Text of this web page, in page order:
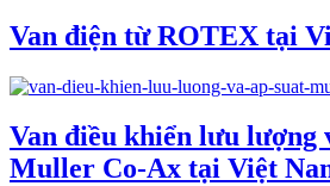
Van điện từ ROTEX tại
Van điều khiển lưu lượng
Muller Co-Ax tại Việt